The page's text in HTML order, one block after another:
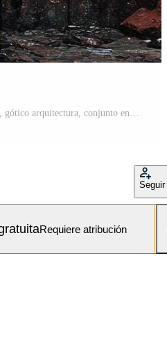
un resistido de madera puerta, gótico arquitectura, conjunto en un antiguo ladrillo muro, crea un sentido de misterio y historia, antiguo y atmosférico. Foto Gratis
Seguir
Requiere atribución